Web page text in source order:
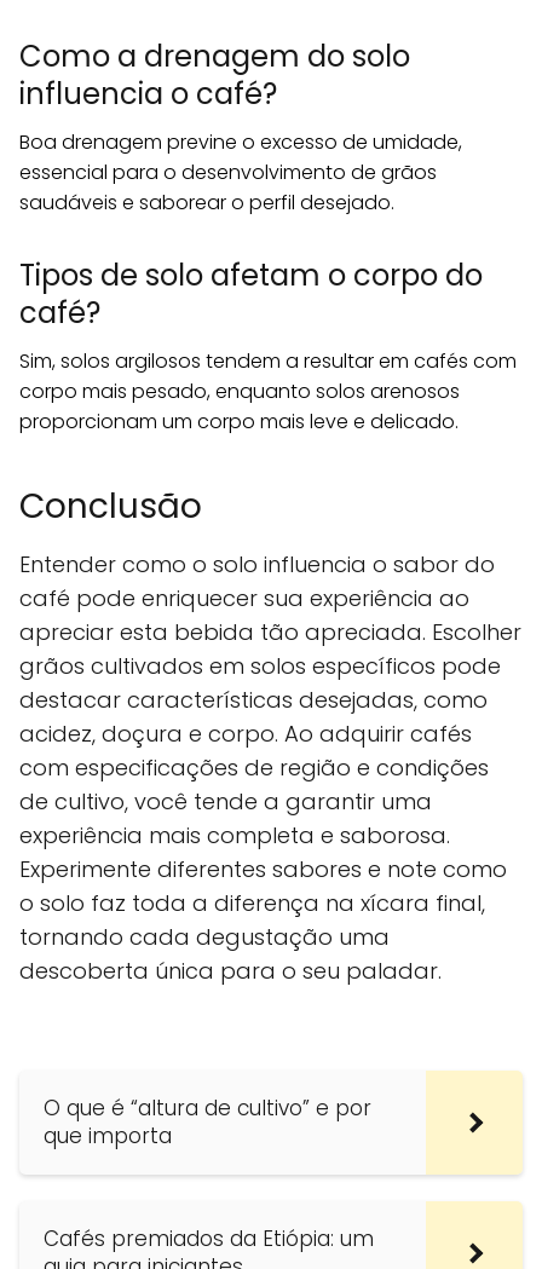
Como a drenagem do solo
influencia o café?
Boa drenagem previne o excesso de umidade,
essencial para o desenvolvimento de grãos
saudáveis e saborear o perfil desejado.
Tipos de solo afetam o corpo do
café?
Sim, solos argilosos tendem a resultar em cafés com
corpo mais pesado, enquanto solos arenosos
proporcionam um corpo mais leve e delicado.
Conclusão
Entender como o solo influencia o sabor do
café pode enriquecer sua experiência ao
apreciar esta bebida tão apreciada. Escolher
grãos cultivados em solos específicos pode
destacar características desejadas, como
acidez, doçura e corpo. Ao adquirir cafés
com especificações de região e condições
de cultivo, você tende a garantir uma
experiência mais completa e saborosa.
Experimente diferentes sabores e note como
o solo faz toda a diferença na xícara final,
tornando cada degustação uma
descoberta única para o seu paladar.
O que é “altura de cultivo” e por
que importa
Cafés premiados da Etiópia: um